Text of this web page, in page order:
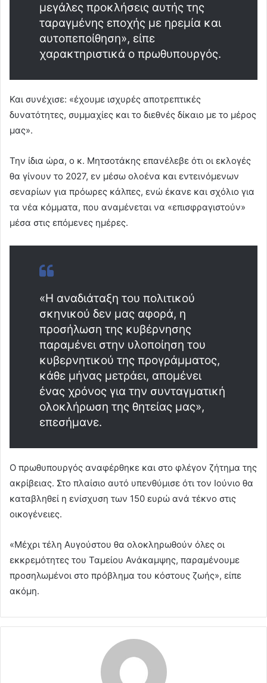
μεγάλες προκλήσεις αυτής της
ταραγμένης εποχής με ηρεμία και
αυτοπεποίθηση», είπε
χαρακτηριστικά ο πρωθυπουργός.
Και συνέχισε: «έχουμε ισχυρές αποτρεπτικές
δυνατότητες, συμμαχίες και το διεθνές δίκαιο με το μέρος
μας».
Την ίδια ώρα, ο κ. Μητσοτάκης επανέλεβε ότι οι εκλογές
θα γίνουν το 2027, εν μέσω ολοένα και εντεινόμενων
σεναρίων για πρόωρες κάλπες, ενώ έκανε και σχόλιο για
τα νέα κόμματα, που αναμένεται να «επισφραγιστούν»
μέσα στις επόμενες ημέρες.
«Η αναδιάταξη του πολιτικού
σκηνικού δεν μας αφορά, η
προσήλωση της κυβέρνησης
παραμένει στην υλοποίηση του
κυβερνητικού της προγράμματος,
κάθε μήνας μετράει, απομένει
ένας χρόνος για την συνταγματική
ολοκλήρωση της θητείας μας»,
επεσήμανε.
Ο πρωθυπουργός αναφέρθηκε και στο φλέγον ζήτημα της
ακρίβειας. Στο πλαίσιο αυτό υπενθύμισε ότι τον Ιούνιο θα
καταβληθεί η ενίσχυση των 150 ευρώ ανά τέκνο στις
οικογένειες.
«Μέχρι τέλη Αυγούστου θα ολοκληρωθούν όλες οι
εκκρεμότητες του Ταμείου Ανάκαμψης, παραμένουμε
προσηλωμένοι στο πρόβλημα του κόστους ζωής», είπε
ακόμη.